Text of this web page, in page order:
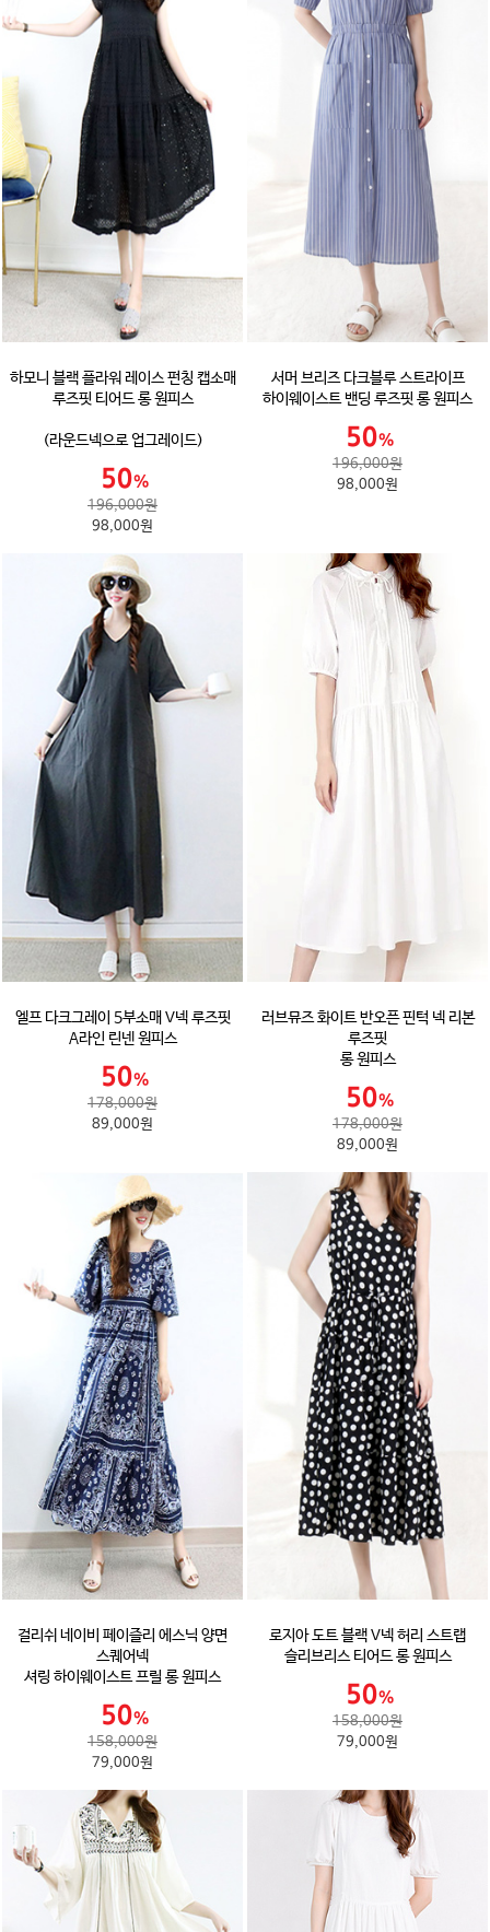
하모니 블랙 플라워 레이스 펀칭 캡소매
루즈핏 티어드 롱 원피스
(라운드넥으로 업그레이드)
196,000원
98,000원
서머 브리즈 다크블루 스트라이프
하이웨이스트 밴딩 루즈핏 롱 원피스
196,000원
98,000원
엘프 다크그레이 5부소매 V넥 루즈핏
A라인 린넨 원피스
178,000원
89,000원
러브뮤즈 화이트 반오픈 핀턱 넥 리본
루즈핏
롱 원피스
178,000원
89,000원
걸리쉬 네이비 페이즐리 에스닉 양면
스퀘어넥
셔링 하이웨이스트 프릴 롱 원피스
158,000원
79,000원
로지아 도트 블랙 V넥 허리 스트랩
슬리브리스 티어드 롱 원피스
158,000원
79,000원